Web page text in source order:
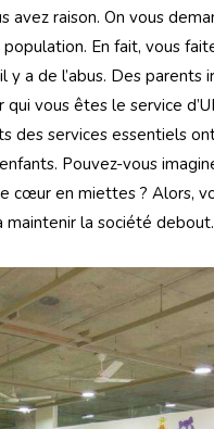
avez raison. On vous
En fait, vous
a de l’abus. Des parents
vous êtes le service
des services essentiels
Pouvez-vous
cœur en miettes ? Alors,
la société debout.